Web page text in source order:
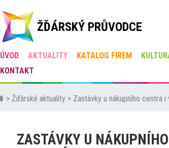
ŽĎÁRSKÝ PRŮVODCE
ÚVOD AKTUALITY KATALOG FIREM
KONTAKT
> Žďárské aktuality > Zastávky u nákupního centra
ZASTÁVKY U